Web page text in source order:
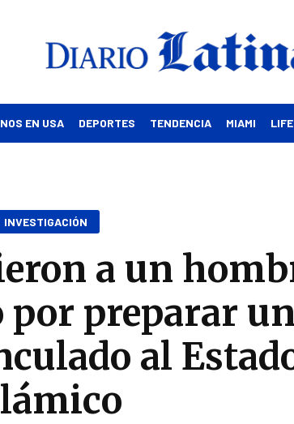
EN USA DEPORTES TENDENCIA MIAMI
INVESTIGACIÓN
a un
preparar un
al